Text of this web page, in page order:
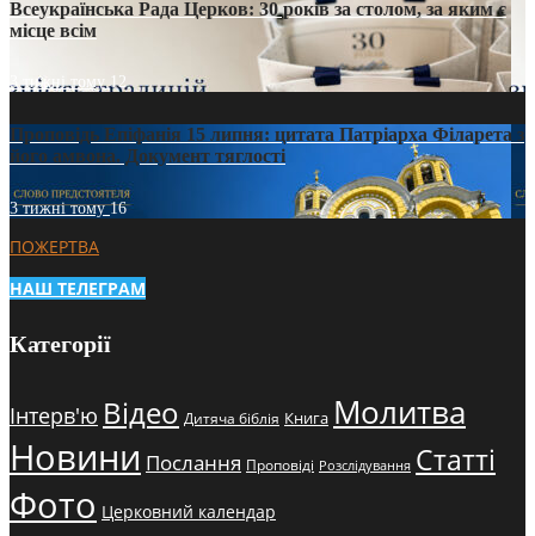
Всеукраїнська Рада Церков: 30 років за столом, за яким є
місце всім
3 тижні тому12
Проповідь Епіфанія 15 липня: цитата Патріарха Філарета з
його амвона. Документ тяглості
3 тижні тому16
ПОЖЕРТВА
НАШ ТЕЛЕГРАМ
Категорії
Інтерв'ю Відео Дитяча біблія Книга Молитва
Новини Послання Проповіді Розслідування Статті
Фото Церковний календар